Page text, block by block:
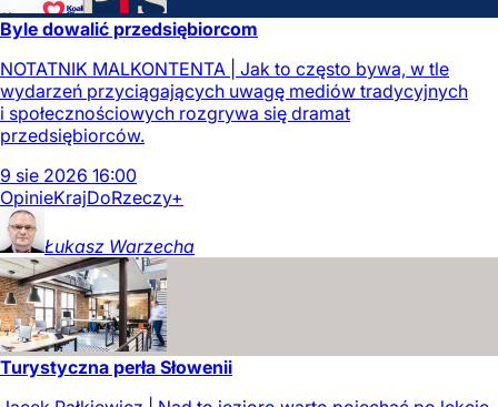
Byle dowalić przedsiębiorcom
NOTATNIK MALKONTENTA | Jak to często bywa, w tle
wydarzeń przyciągających uwagę mediów tradycyjnych
i społecznościowych rozgrywa się dramat
przedsiębiorców.
9 sie 2026 16:00
OpinieKrajDoRzeczy+
Łukasz Warzecha
Turystyczna perła Słowenii